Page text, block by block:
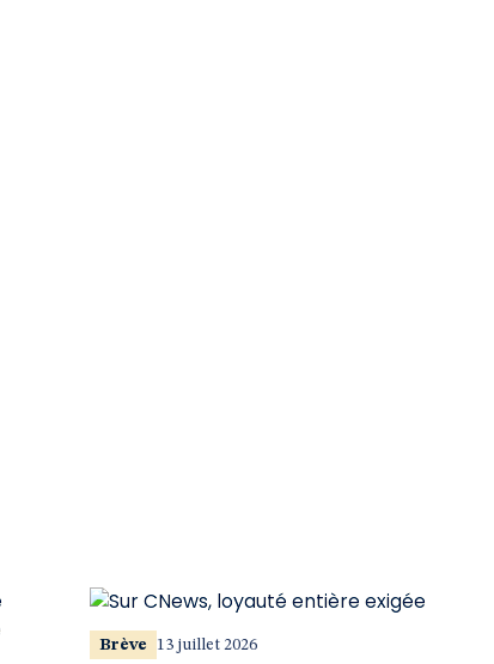
Brève 13 juillet 2026